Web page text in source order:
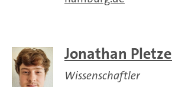
Jonathan
Wissenschaftler